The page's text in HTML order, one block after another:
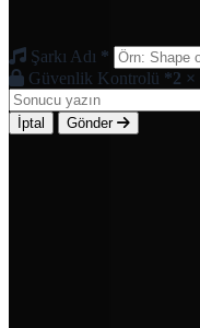
Şarkı Adı *
Güvenlik Kontrolü *2 ×
İptal Gönder